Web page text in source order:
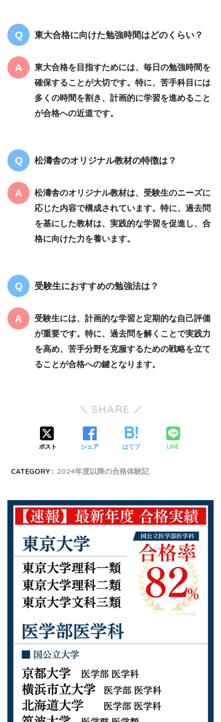
東大合格に向けた勉強時間はどのくらい？
東大合格を目指すためには、毎日の勉強時間を
確保することが大切です。特に、苦手科目には
多くの時間を割き、計画的に学習を進めること
が合格への近道です。
松濤舎のオリジナル教材の特徴は？
松濤舎のオリジナル教材は、受験生のニーズに
応じた内容で構成されています。特に、過去問
を基にした教材は、実践的な学習を促進し、合
格に向けた力を養います。
受験生におすすめの勉強法は？
受験生には、計画的な学習と定期的な自己評価
が重要です。特に、過去問を解くことで実践力
を高め、苦手分野を克服するための戦略を立て
ることが合格への鍵となります。
SHARE
ポスト シェア はてブ LINE
CATEGORY : 2024年度以降の合格体験記